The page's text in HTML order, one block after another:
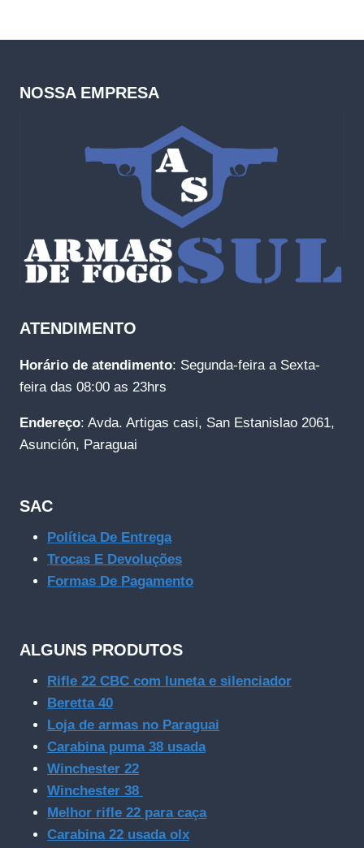
NOSSA EMPRESA
ATENDIMENTO
Horário de atendimento: Segunda-feira a Sexta-
feira das 08:00 as 23hrs
Endereço: Avda. Artigas casi, San Estanislao 2061,
Asunción, Paraguai
SAC
Política De Entrega
Trocas E Devoluções
Formas De Pagamento
ALGUNS PRODUTOS
Rifle 22 CBC com luneta e silenciador
Beretta 40
Loja de armas no Paraguai
Carabina puma 38 usada
Winchester 22
Winchester 38
Melhor rifle 22 para caça
Carabina 22 usada olx